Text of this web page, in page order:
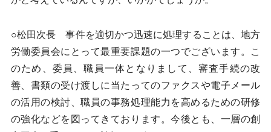
○松田次長 事件を適切かつ迅速に処理することは、地方
労働委員会にとって最重要課題の一つでございます。こ
のため、委員、職員一体となりまして、審査手続の改
善、書類の受け渡しに当たってのファクスや電子メール
の活用の検討、職員の事務処理能力を高めるための研修
の強化などを図ってきております。今後とも、一層の創